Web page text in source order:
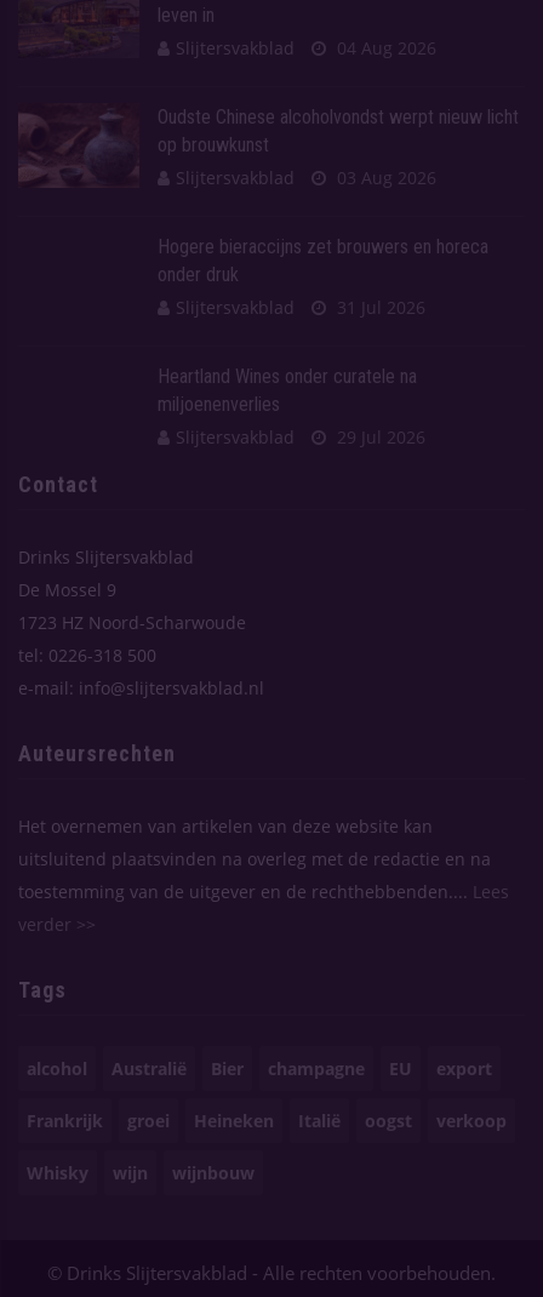
leven in
Slijtersvakblad
04 Aug 2026
Oudste Chinese alcoholvondst werpt nieuw licht
op brouwkunst
Slijtersvakblad
03 Aug 2026
Hogere bieraccijns zet brouwers en horeca
onder druk
Slijtersvakblad
31 Jul 2026
Heartland Wines onder curatele na
miljoenenverlies
Slijtersvakblad
29 Jul 2026
Contact
Drinks Slijtersvakblad
De Mossel 9
1723 HZ Noord-Scharwoude
tel: 0226-318 500
e-mail: info@slijtersvakblad.nl
Auteursrechten
Het overnemen van artikelen van deze website kan
uitsluitend plaatsvinden na overleg met de redactie en na
toestemming van de uitgever en de rechthebbenden....
Lees
verder >>
Tags
alcohol Australië Bier champagne EU export
Frankrijk groei Heineken Italië oogst verkoop
Whisky wijn wijnbouw
© Drinks Slijtersvakblad - Alle rechten voorbehouden.